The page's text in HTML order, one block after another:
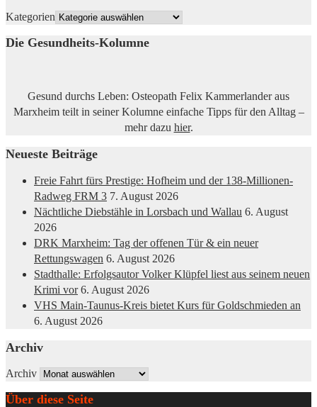
Kategorien
Die Gesundheits-Kolumne
Gesund durchs Leben: Osteopath Felix Kammerlander aus
Marxheim teilt in seiner Kolumne einfache Tipps für den Alltag –
mehr dazu hier.
Neueste Beiträge
Freie Fahrt fürs Prestige: Hofheim und der 138-Millionen-
Radweg FRM 3 7. August 2026
Nächtliche Diebstähle in Lorsbach und Wallau 6. August
2026
DRK Marxheim: Tag der offenen Tür & ein neuer
Rettungswagen 6. August 2026
Stadthalle: Erfolgsautor Volker Klüpfel liest aus seinem neuen
Krimi vor 6. August 2026
VHS Main-Taunus-Kreis bietet Kurs für Goldschmieden an
6. August 2026
Archiv
Archiv
Über diese Seite